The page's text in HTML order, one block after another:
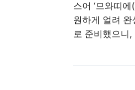
스어 ‘므와띠
원하게 얼려
로 준비했으니